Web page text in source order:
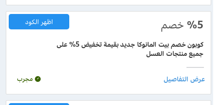
%5 خصم
كوبون خصم بيت المانوكا جديد بقيمة تخفيض 5% على
جميع منتجات العسل
اظهر الكود
مجرب